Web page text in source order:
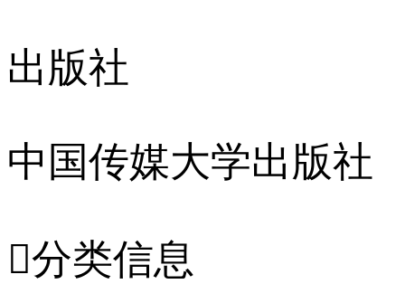
出版社
中国传媒大学出版社
分类信息